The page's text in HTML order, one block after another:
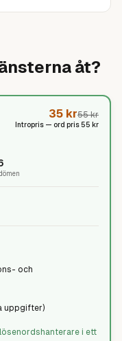
åt?
35 kr55kr
Intropris — ord pris55 kr
och
uppgifter)
i ett